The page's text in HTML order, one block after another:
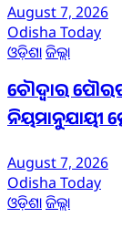
August 7, 2026
Odisha Today
ଓଡ଼ିଶାଜିଲ୍ଲା
ଚୌଦ୍ୱାର
ନିୟମାନୁଯାୟୀ
August 7, 2026
Odisha Today
ଓଡ଼ିଶାଜିଲ୍ଲା